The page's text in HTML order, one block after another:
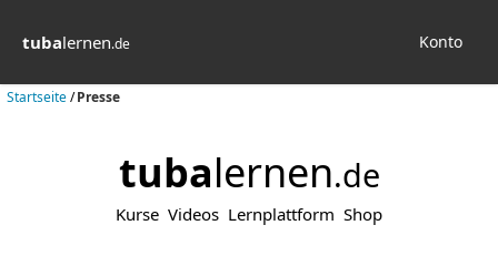
tubalernen.de Konto
Startseite/Presse
tubalernen.de
Kurse Videos Lernplattform Shop